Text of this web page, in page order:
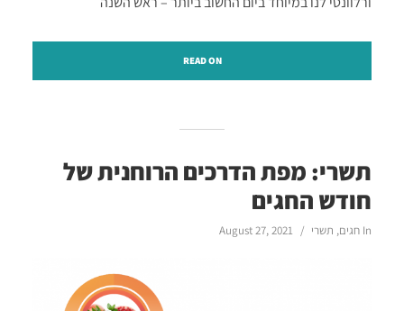
READ ON
תשרי: מפת הדרכים הרוחנית של
חודש החגים
In חגים, תשרי August 27, 2021